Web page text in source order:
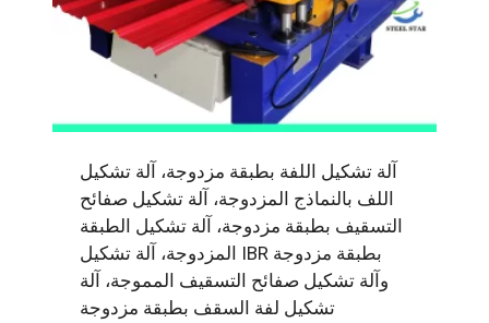
آلة تشكيل اللفة بطبقة مزدوجة، آلة تشكيل
اللف بالنماذج المزدوجة، آلة تشكيل صفائح
التسقيف بطبقة مزدوجة، آلة تشكيل الطبقة
المزدوجة، آلة تشكيل IBR بطبقة مزدوجة
وآلة تشكيل صفائح التسقيف المموجة، آلة
تشكيل لفة السقف بطبقة مزدوجة